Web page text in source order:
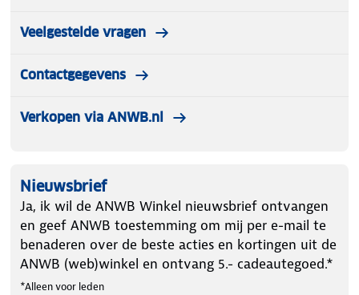
Veelgestelde vragen
Contactgegevens
Verkopen via ANWB.nl
Nieuwsbrief
Ja, ik wil de ANWB Winkel nieuwsbrief ontvangen
en geef ANWB toestemming om mij per e-mail te
benaderen over de beste acties en kortingen uit de
ANWB (web)winkel en ontvang 5.- cadeautegoed.*
*Alleen voor leden